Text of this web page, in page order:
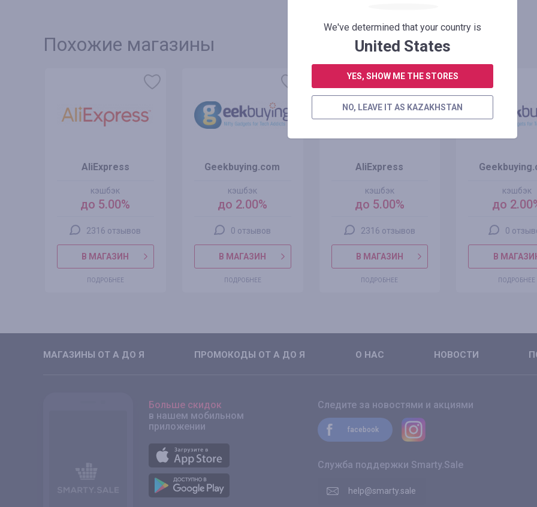
Похожие магазины
AliExpress
кэшбэк
до 5.00%
2316 отзывов
В МАГАЗИН
ПОДРОБНЕЕ
Geekbuying.com
кэшбэк
до 2.00%
0 отзывов
В МАГАЗИН
ПОДРОБНЕЕ
AliExpress
кэшбэк
до 5.00%
2316 отзывов
В МАГАЗИН
ПОДРОБНЕЕ
кэшбэк
до
0
В
ПОДРОБНЕЕ
МАГАЗИНЫ ОТ А ДО Я ПРОМОКОДЫ ОТ А ДО Я О НАС НОВОСТИ
Больше скидок
в нашем мобильном
приложении
Следите за новостями и акциями
facebook
Служба поддержки Smarty.Sale
help@smarty.sale
We've determined that your country is
United States
YES, SHOW ME THE STORES
NO, LEAVE IT AS KAZAKHSTAN